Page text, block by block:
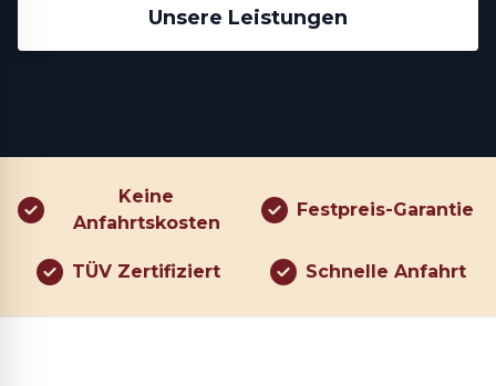
Unsere Leistungen
Keine
Anfahrtskosten
Festpreis-Garantie
TÜV Zertifiziert Schnelle Anfahrt